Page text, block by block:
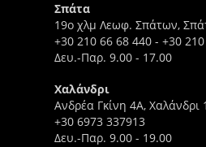
Σπάτα
19ο χλμ Λεωφ. Σπάτων,
+30 210 66 68 440 - +30
Δευ.-Παρ. 9.00 - 17.00
Χαλάνδρι
Ανδρέα Γκίνη 4A, Χαλάνδρι
+30 6973 337913
Δευ.-Παρ. 9.00 - 19.00